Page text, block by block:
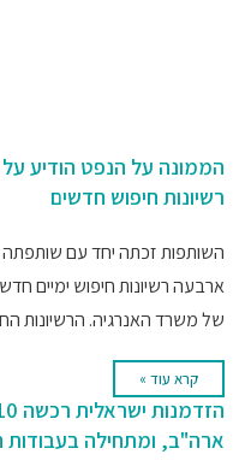
הממונה על הנפט הודיע
רשיונות חיפוש חדשים
ארבעה רשיונות חיפוש ימיים
של משרד האנרגיה. הרשיונות
קרא עוד »
ארה"ב, ומתחילה בעבודות